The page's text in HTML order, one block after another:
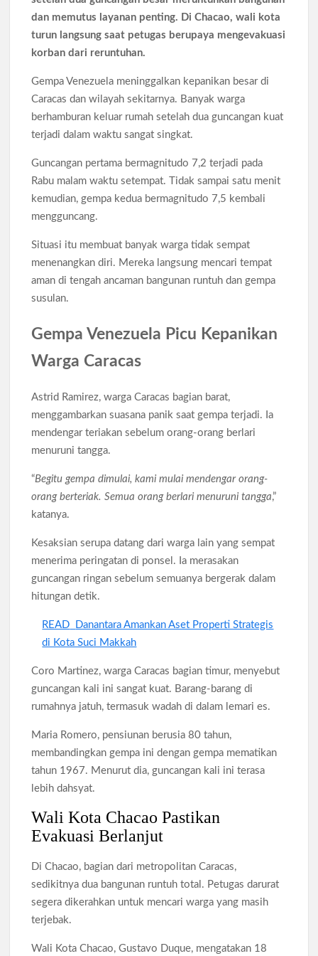
Informal Tembus 87,88 Juta Orang
Koperasi Desa Merah Putih Capai 83.382 Badan Hukum,
Siswa SMA SMK Jabar Wajib Pilah Sampah Jadi Praktikum
IPA 2026
Saksi Baru
Harga Tiket Kanye West Jakarta 2026 Mulai Rp1,875 Juta, Ini
Detail Kategori
Australia Dukung Transformasi Layanan Kesehatan Primer
Indonesia Lewat Riset
dan memutus layanan penting. Di Chacao, wali kota
turun langsung saat petugas berupaya mengevakuasi
korban dari reruntuhan.
Gempa Venezuela meninggalkan kepanikan besar di
Caracas dan wilayah sekitarnya. Banyak warga
berhamburan keluar rumah setelah dua guncangan kuat
terjadi dalam waktu sangat singkat.
Guncangan pertama bermagnitudo 7,2 terjadi pada
Rabu malam waktu setempat. Tidak sampai satu menit
kemudian, gempa kedua bermagnitudo 7,5 kembali
mengguncang.
Situasi itu membuat banyak warga tidak sempat
menenangkan diri. Mereka langsung mencari tempat
aman di tengah ancaman bangunan runtuh dan gempa
susulan.
Gempa Venezuela Picu Kepanikan
Warga Caracas
Astrid Ramirez, warga Caracas bagian barat,
menggambarkan suasana panik saat gempa terjadi. Ia
mendengar teriakan sebelum orang-orang berlari
menuruni tangga.
“Begitu gempa dimulai, kami mulai mendengar orang-
orang berteriak. Semua orang berlari menuruni tangga,”
katanya.
Kesaksian serupa datang dari warga lain yang sempat
menerima peringatan di ponsel. Ia merasakan
guncangan ringan sebelum semuanya bergerak dalam
hitungan detik.
READ
Danantara Amankan Aset Properti Strategis
di Kota Suci Makkah
Coro Martinez, warga Caracas bagian timur, menyebut
guncangan kali ini sangat kuat. Barang-barang di
rumahnya jatuh, termasuk wadah di dalam lemari es.
Maria Romero, pensiunan berusia 80 tahun,
membandingkan gempa ini dengan gempa mematikan
tahun 1967. Menurut dia, guncangan kali ini terasa
lebih dahsyat.
Wali Kota Chacao Pastikan
Evakuasi Berlanjut
Di Chacao, bagian dari metropolitan Caracas,
sedikitnya dua bangunan runtuh total. Petugas darurat
segera dikerahkan untuk mencari warga yang masih
terjebak.
Wali Kota Chacao, Gustavo Duque, mengatakan 18